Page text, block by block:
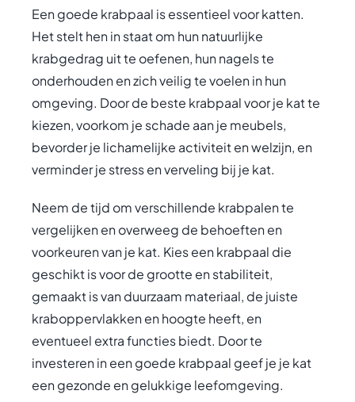
Een goede krabpaal is essentieel voor katten.
Het stelt hen in staat om hun natuurlijke
krabgedrag uit te oefenen, hun nagels te
onderhouden en zich veilig te voelen in hun
omgeving. Door de beste krabpaal voor je kat te
kiezen, voorkom je schade aan je meubels,
bevorder je lichamelijke activiteit en welzijn, en
verminder je stress en verveling bij je kat.
Neem de tijd om verschillende krabpalen te
vergelijken en overweeg de behoeften en
voorkeuren van je kat. Kies een krabpaal die
geschikt is voor de grootte en stabiliteit,
gemaakt is van duurzaam materiaal, de juiste
kraboppervlakken en hoogte heeft, en
eventueel extra functies biedt. Door te
investeren in een goede krabpaal geef je je kat
een gezonde en gelukkige leefomgeving.